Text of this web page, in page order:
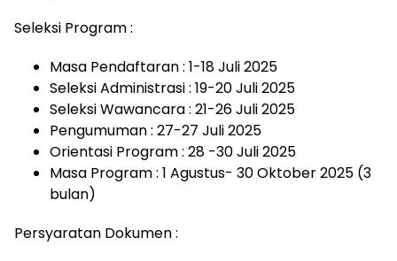
Seleksi Program :
Masa Pendaftaran : 1-18 Juli 2025
Seleksi Administrasi : 19-20 Juli 2025
Seleksi Wawancara : 21-26 Juli 2025
Pengumuman : 27-27 Juli 2025
Orientasi Program : 28 -30 Juli 2025
Masa Program : 1 Agustus- 30 Oktober 2025 (3
bulan)
Persyaratan Dokumen :